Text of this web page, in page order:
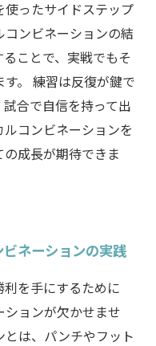
使ったサイドステップ
ンビネーションの結
ことで、実戦でもそ
。 練習は反復が鍵で
合で自信を持って出
コンビネーションを
成長が期待できま
ネーションの実践
を手にするために
ョンが欠かせませ
は、パンチやフット